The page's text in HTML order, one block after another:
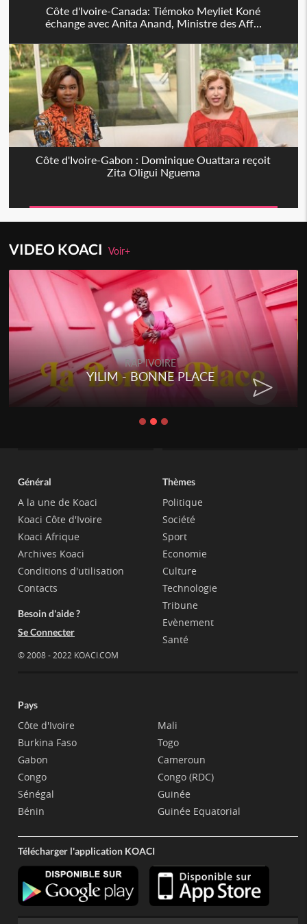
Côte d'Ivoire-Canada: Tiémoko Meyliet Koné
échange avec Anita Anand, Ministre des Aff...
Côte d'Ivoire-Gabon : Dominique Ouattara reçoit
Zita Oligui Nguema
VIDEO KOACIVoir+
RAP IVOIRE
YILIM - BONNE PLACE
Général
A la une de Koaci
Koaci Côte d'Ivoire
Koaci Afrique
Archives Koaci
Conditions d'utilisation
Contacts
Besoin d'aide ?
Se Connecter
© 2008 - 2022 KOACI.COM
Thèmes
Politique
Société
Sport
Economie
Culture
Technologie
Tribune
Evènement
Santé
Pays
Côte d'Ivoire
Burkina Faso
Gabon
Congo
Sénégal
Bénin
Mali
Togo
Cameroun
Congo (RDC)
Guinée
Guinée Equatorial
Télécharger l'application KOACI